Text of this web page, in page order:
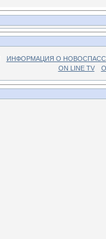
ИНФОРМАЦИЯ О
ON LINE TV